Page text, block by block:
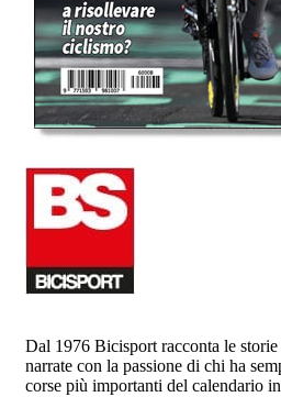
Dal 1976 Bicisport racconta le
narrate con la passione di chi ha
corse più importanti del calendario